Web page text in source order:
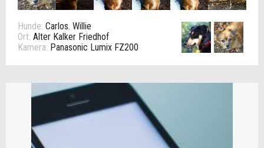
Hunde: Carlos, Willie
Ort: Alter Kalker Friedhof
Kamera: Panasonic Lumix FZ200